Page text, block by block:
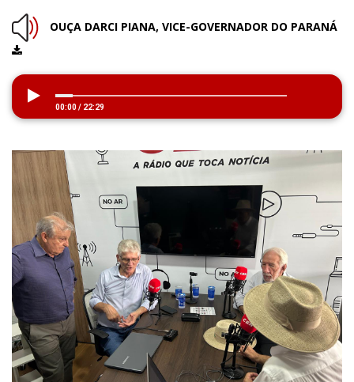
OUÇA DARCI PIANA, VICE-GOVERNADOR DO PARANÁ
00:00/ 22:29